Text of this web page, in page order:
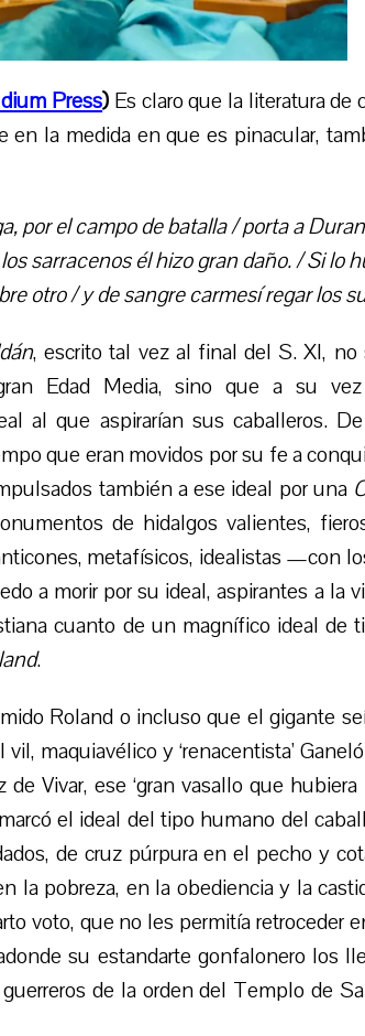
Press) Es claro que la literatura de
la medida en que es pinacular,
por el campo de batalla / porta a
sarracenos él hizo gran daño. / Si lo
otro / y de sangre carmesí regar los
, escrito tal vez al final del S. XI, no
Edad Media, sino que a su
al que aspirarían sus caballeros.
que eran movidos por su fe a
también a ese ideal por una
de hidalgos valientes,
metafísicos, idealistas —con
a morir por su ideal, aspirantes a la
cuanto de un magnífico ideal de
.
Roland o incluso que el gigante
maquiavélico y ‘renacentista’
de Vivar, ese ‘gran vasallo que
el ideal del tipo humano del
de cruz púrpura en el pecho y
la pobreza, en la obediencia y la
voto, que no les permitía retroceder
su estandarte gonfalonero los
de la orden del Templo de